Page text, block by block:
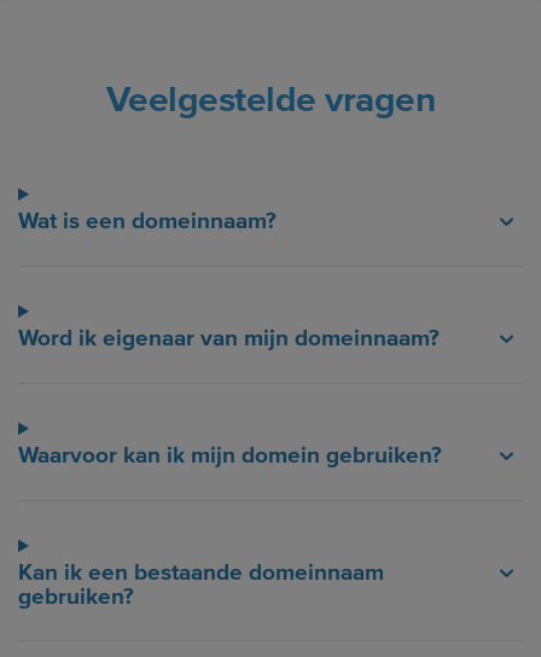
Veelgestelde vragen
Wat is een domeinnaam?
Word ik eigenaar van mijn domeinnaam?
Waarvoor kan ik mijn domein gebruiken?
Kan ik een bestaande domeinnaam
gebruiken?